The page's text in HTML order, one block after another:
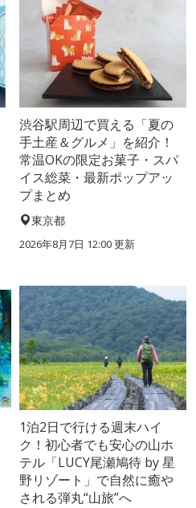
渋谷駅周辺で買える「夏の
手土産＆グルメ」を紹介！
常温OKの限定お菓子・スパ
イス総菜・最新ポップアッ
プまとめ
東京都
2026年8月7日 12:00更新
1泊2日で行ける週末ハイ
ク！初心者でも安心の山ホ
テル「LUCY尾瀬鳩待 by 星
野リゾート」で自然に癒や
される弾丸“山旅”へ